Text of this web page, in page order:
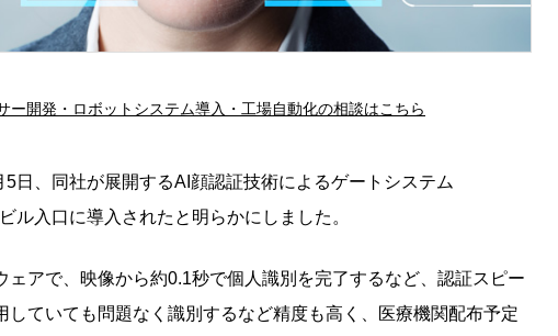
ー開発・ロボットシステム導入・工場自動化の相談はこちら
日、同社が展開するAI顔認証技術によるゲートシステム
ル入口に導入されたと明らかにしました。
アで、映像から約0.1秒で個人識別を完了するなど、認証スピー
ていても問題なく識別するなど精度も高く、医療機関配布予定